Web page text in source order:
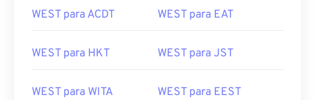
WEST para ACDT WEST para EAT
WEST para HKT WEST para JST
WEST para WITA WEST para EEST